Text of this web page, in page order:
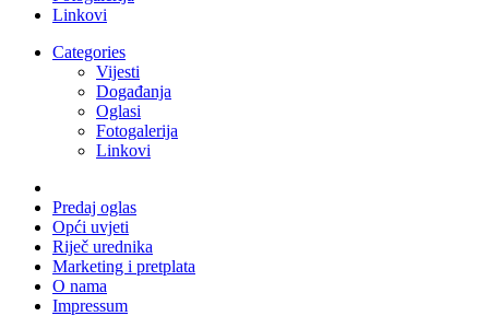
Linkovi
Categories
Vijesti
Događanja
Oglasi
Fotogalerija
Linkovi
Predaj oglas
Opći uvjeti
Riječ urednika
Marketing i pretplata
O nama
Impressum